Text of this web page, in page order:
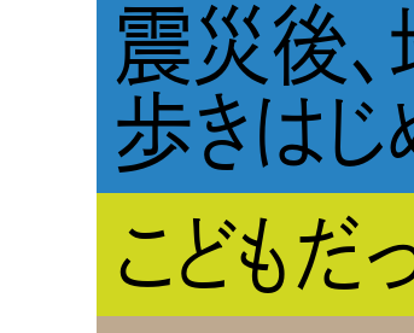
震災後
歩きはじ
こどもだ